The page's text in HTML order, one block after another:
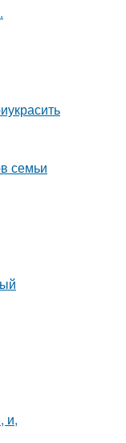
семьи
и,